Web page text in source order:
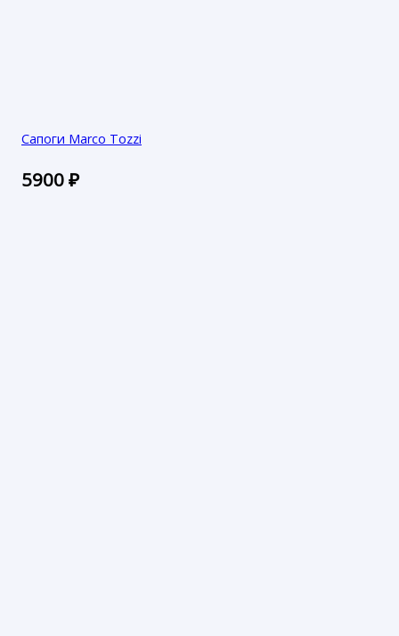
Сапоги Marco Tozzi
5900₽